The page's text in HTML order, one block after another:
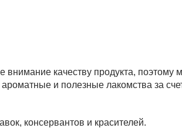
качеству продукта, поэтому
и полезные лакомства за
консервантов и красителей.